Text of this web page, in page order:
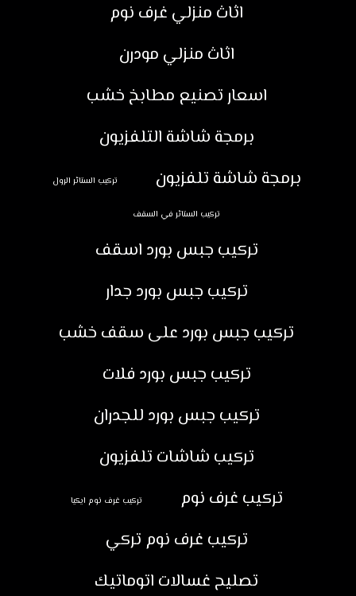
اثاث منزلي غرف نوم
اثاث منزلي مودرن
اسعار تصنيع مطابخ خشب
برمجة شاشة التلفزيون
برمجة شاشة تلفزيون
تركيب الستائر الرول
تركيب الستائر في السقف
تركيب جبس بورد اسقف
تركيب جبس بورد جدار
تركيب جبس بورد على سقف خشب
تركيب جبس بورد فلات
تركيب جبس بورد للجدران
تركيب شاشات تلفزيون
تركيب غرف نوم
تركيب غرف نوم ايكيا
تركيب غرف نوم تركي
تصليح غسالات اتوماتيك